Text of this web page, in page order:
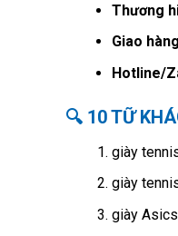
Thương
Giao hàng
Hotline/
🔍 10 TỮ
giày
giày
giày